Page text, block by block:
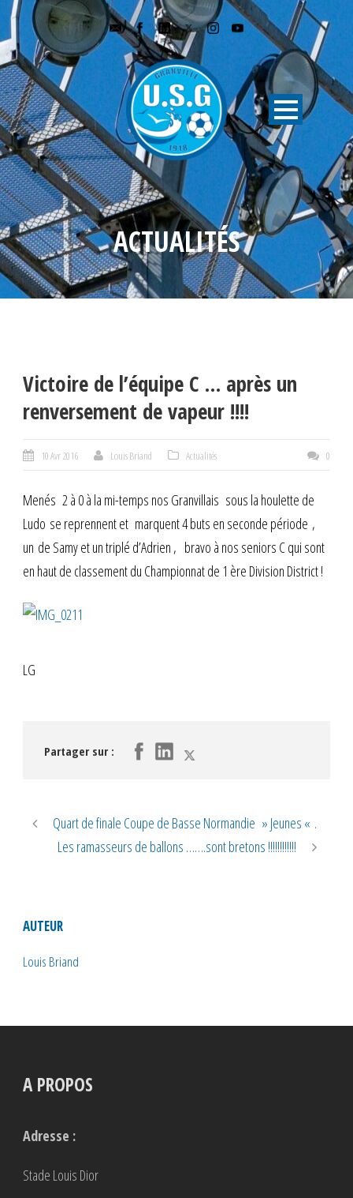
ACTUALITÉS
Victoire de l’équipe C … après un
renversement de vapeur !!!!
10 Avr 2016 Louis Briand Actualités 0
Menés 2 à 0 à la mi-temps nos Granvillais sous la houlette de
Ludo se reprennent et marquent 4 buts en seconde période ,
un de Samy et un triplé d’Adrien , bravo à nos seniors C qui sont
en haut de classement du Championnat de 1 ère Division District !
LG
Partager sur :
Quart de finale Coupe de Basse Normandie » Jeunes « .
Les ramasseurs de ballons …….sont bretons !!!!!!!!!!!!
AUTEUR
Louis Briand
A PROPOS
Adresse :
Stade Louis Dior